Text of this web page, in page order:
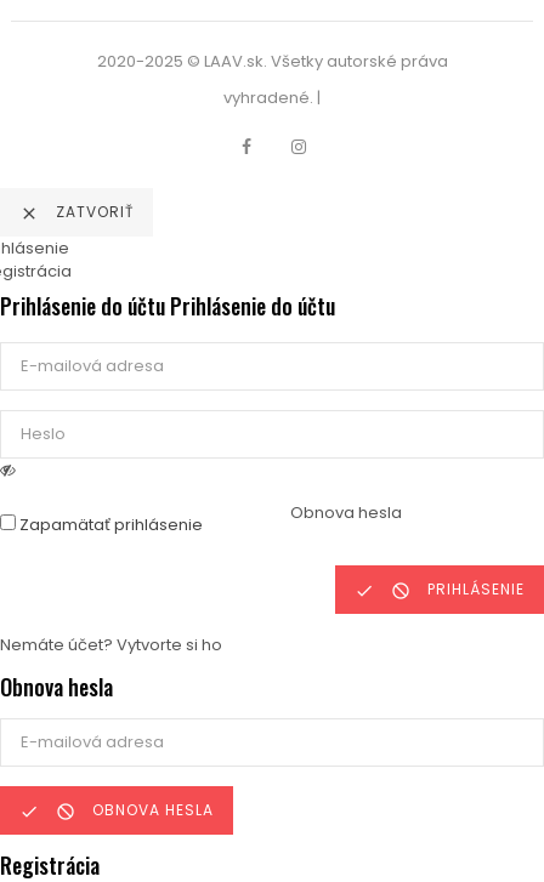
2020-2025 © LAAV.sk. Všetky autorské práva
vyhradené. |
Facebook
 ZATVORIŤ
Prihlásenie do účtuPrihlásenie do účtu
Zapamätať prihlásenie
Obnova hesla
  PRIHLÁSENIE
Nemáte účet? Vytvorte si ho
Obnova hesla
  OBNOVA HESLA
Registrácia